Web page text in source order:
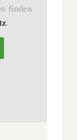
finden
.